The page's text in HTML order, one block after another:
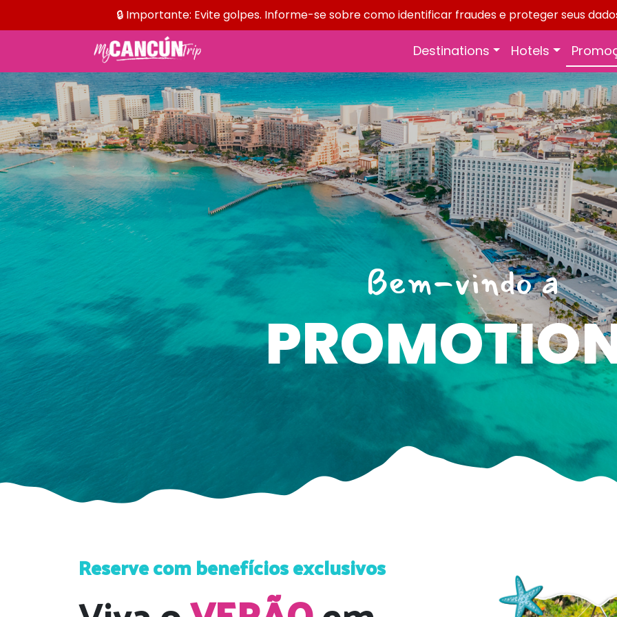
🔒 Importante: Evite golpes. Informe-se sobre como identificar fraudes e proteger seus
Destinations Hotels
Bem-vindo a
Reserve com benefícios exclusivos